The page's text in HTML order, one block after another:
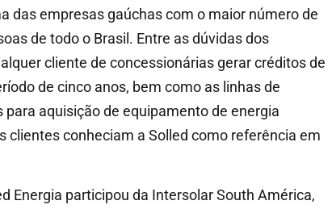
das empresas gaúchas com o maior número de
de todo o Brasil. Entre as dúvidas dos
cliente de concessionárias gerar créditos de
de cinco anos, bem como as linhas de
aquisição de equipamento de energia
clientes conheciam a Solled como referência em
Energia participou da Intersolar South América,